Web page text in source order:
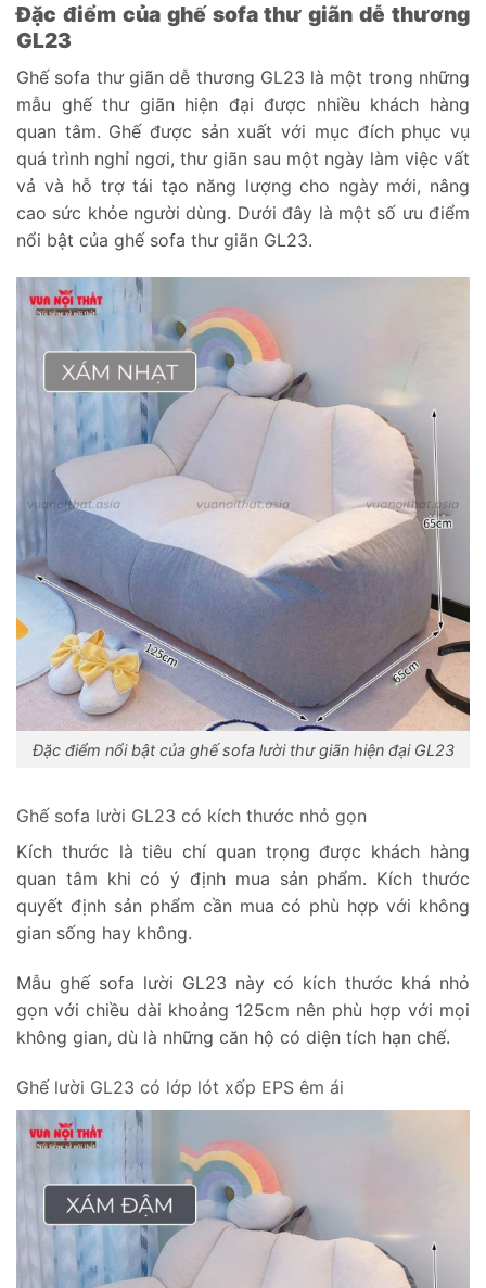
Đặc điểm của ghế sofa thư giãn dễ thương
GL23
Ghế sofa thư giãn dễ thương GL23 là một trong những
mẫu ghế thư giãn hiện đại được nhiều khách hàng
quan tâm. Ghế được sản xuất với mục đích phục vụ
quá trình nghỉ ngơi, thư giãn sau một ngày làm việc vất
vả và hỗ trợ tái tạo năng lượng cho ngày mới, nâng
cao sức khỏe người dùng. Dưới đây là một số ưu điểm
nổi bật của ghế sofa thư giãn GL23.
Đặc điểm nổi bật của ghế sofa lười thư giãn hiện đại GL23
Ghế sofa lười GL23 có kích thước nhỏ gọn
Kích thước là tiêu chí quan trọng được khách hàng
quan tâm khi có ý định mua sản phẩm. Kích thước
quyết định sản phẩm cần mua có phù hợp với không
gian sống hay không.
Mẫu ghế sofa lười GL23 này có kích thước khá nhỏ
gọn với chiều dài khoảng 125cm nên phù hợp với mọi
không gian, dù là những căn hộ có diện tích hạn chế.
Ghế lười GL23 có lớp lót xốp EPS êm ái